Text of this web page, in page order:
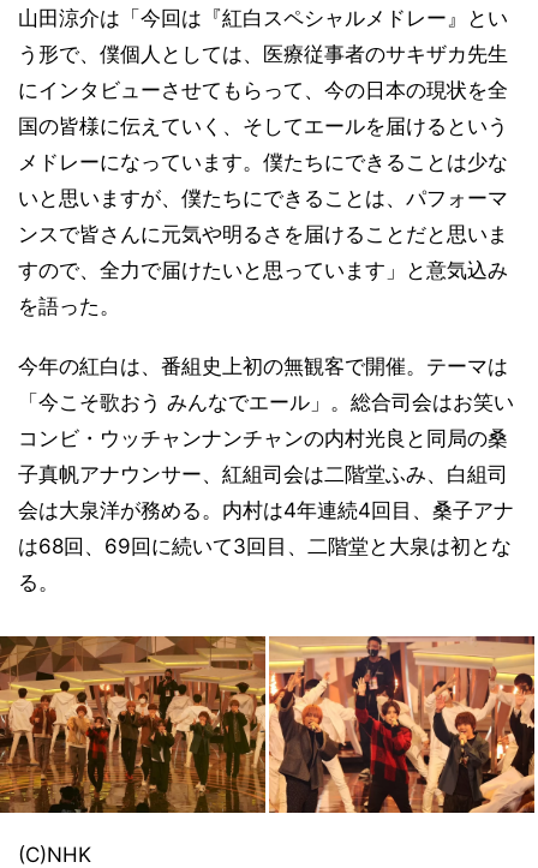
山田涼介は「今回は『紅白スペシャルメドレー』とい
う形で、僕個人としては、医療従事者のサキザカ先生
にインタビューさせてもらって、今の日本の現状を全
国の皆様に伝えていく、そしてエールを届けるという
メドレーになっています。僕たちにできることは少な
いと思いますが、僕たちにできることは、パフォーマ
ンスで皆さんに元気や明るさを届けることだと思いま
すので、全力で届けたいと思っています」と意気込み
を語った。
今年の紅白は、番組史上初の無観客で開催。テーマは
「今こそ歌おう みんなでエール」。総合司会はお笑い
コンビ・ウッチャンナンチャンの内村光良と同局の桑
子真帆アナウンサー、紅組司会は二階堂ふみ、白組司
会は大泉洋が務める。内村は4年連続4回目、桑子アナ
は68回、69回に続いて3回目、二階堂と大泉は初とな
る。
(C)NHK